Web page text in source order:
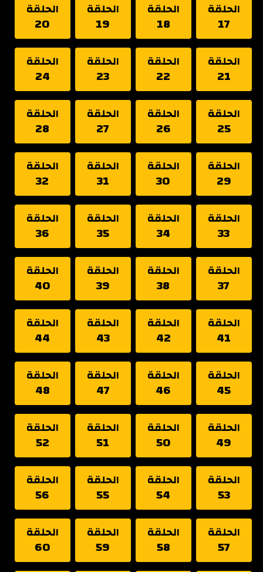
الحلقة
17
الحلقة
18
الحلقة
19
الحلقة
20
الحلقة
21
الحلقة
22
الحلقة
23
الحلقة
24
الحلقة
25
الحلقة
26
الحلقة
27
الحلقة
28
الحلقة
29
الحلقة
30
الحلقة
31
الحلقة
32
الحلقة
33
الحلقة
34
الحلقة
35
الحلقة
36
الحلقة
37
الحلقة
38
الحلقة
39
الحلقة
40
الحلقة
41
الحلقة
42
الحلقة
43
الحلقة
44
الحلقة
45
الحلقة
46
الحلقة
47
الحلقة
48
الحلقة
49
الحلقة
50
الحلقة
51
الحلقة
52
الحلقة
53
الحلقة
54
الحلقة
55
الحلقة
56
الحلقة
57
الحلقة
58
الحلقة
59
الحلقة
60